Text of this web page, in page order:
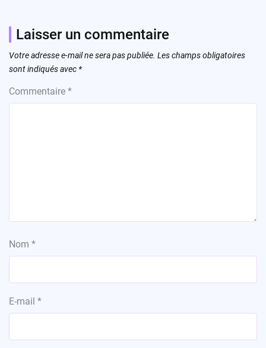
Laisser un commentaire
Votre adresse e-mail ne sera pas publiée. Les champs obligatoires
sont indiqués avec *
Commentaire *
Nom *
E-mail *